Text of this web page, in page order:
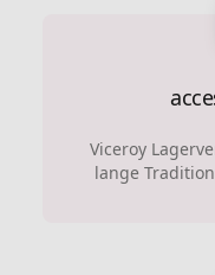
Viceroy
lange